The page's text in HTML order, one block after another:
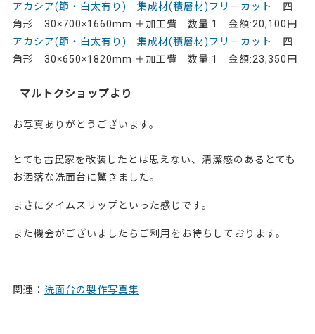
アカシア(節・白太有り) 集成材(積層材)フリーカット
四
角形 30×700×1660mm ＋加工費 数量:1 金額:20,100円
アカシア(節・白太有り) 集成材(積層材)フリーカット
四
角形 30×650×1820mm ＋加工費 数量:1 金額:23,350円
マルトクショップより
お写真ありがとうございます。
とても古民家を改装したとは思えない、清潔感のあるとても
お洒落な洗面台に驚きました。
まさにタイムスリップといった感じです。
また機会がございましたらご利用をお待ちしております。
関連： 洗面台の製作写真集